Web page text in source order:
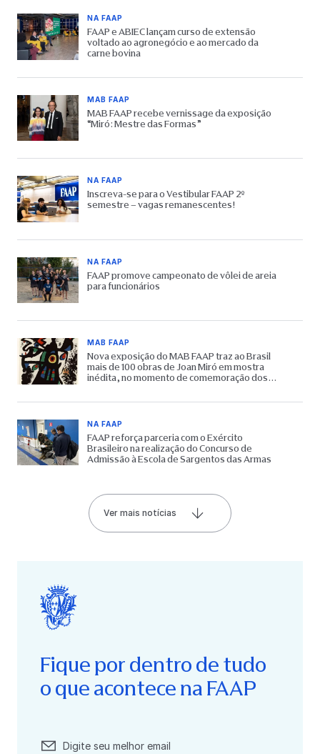
NA FAAP
FAAP e ABIEC lançam curso de extensão
voltado ao agronegócio e ao mercado da
carne bovina
MAB FAAP
MAB FAAP recebe vernissage da exposição
“Miró: Mestre das Formas”
NA FAAP
Inscreva-se para o Vestibular FAAP 2º
semestre – vagas remanescentes!
NA FAAP
FAAP promove campeonato de vôlei de areia
para funcionários
MAB FAAP
Nova exposição do MAB FAAP traz ao Brasil
mais de 100 obras de Joan Miró em mostra
inédita, no momento de comemoração dos
NA FAAP
FAAP reforça parceria com o Exército
Brasileiro na realização do Concurso de
Admissão à Escola de Sargentos das Armas
Ver mais notícias
Fique por dentro de tudo
o que acontece na FAAP